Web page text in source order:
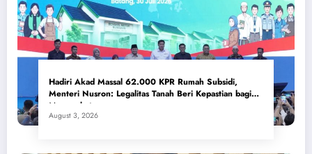
Hadiri Akad Massal 62.000 KPR Rumah Subsidi,
Menteri Nusron: Legalitas Tanah Beri Kepastian bagi
Masyarakat
August 3, 2026